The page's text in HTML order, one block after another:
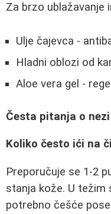
Za brzo ublažavanje
Ulje čajevca -
Hladni oblozi od
Aloe vera gel -
Česta pitanja o
Koliko često ići na
Preporučuje se 1-2
stanja kože. U težim
potrebno češće